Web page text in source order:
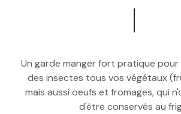
Un garde manger fort pratique pour
des insectes tous vos végétaux
mais aussi oeufs et fromages, qui
d'être conservés au